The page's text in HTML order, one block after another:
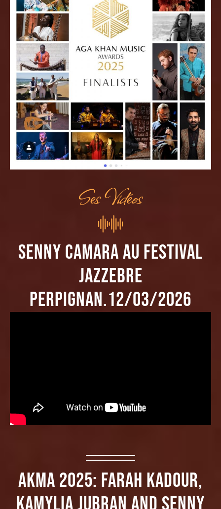
Ses Vidéos
SENNY CAMARA au festival
Jazzebre
Perpignan.12/03/2026
AKMA 2025: Farah Kadour,